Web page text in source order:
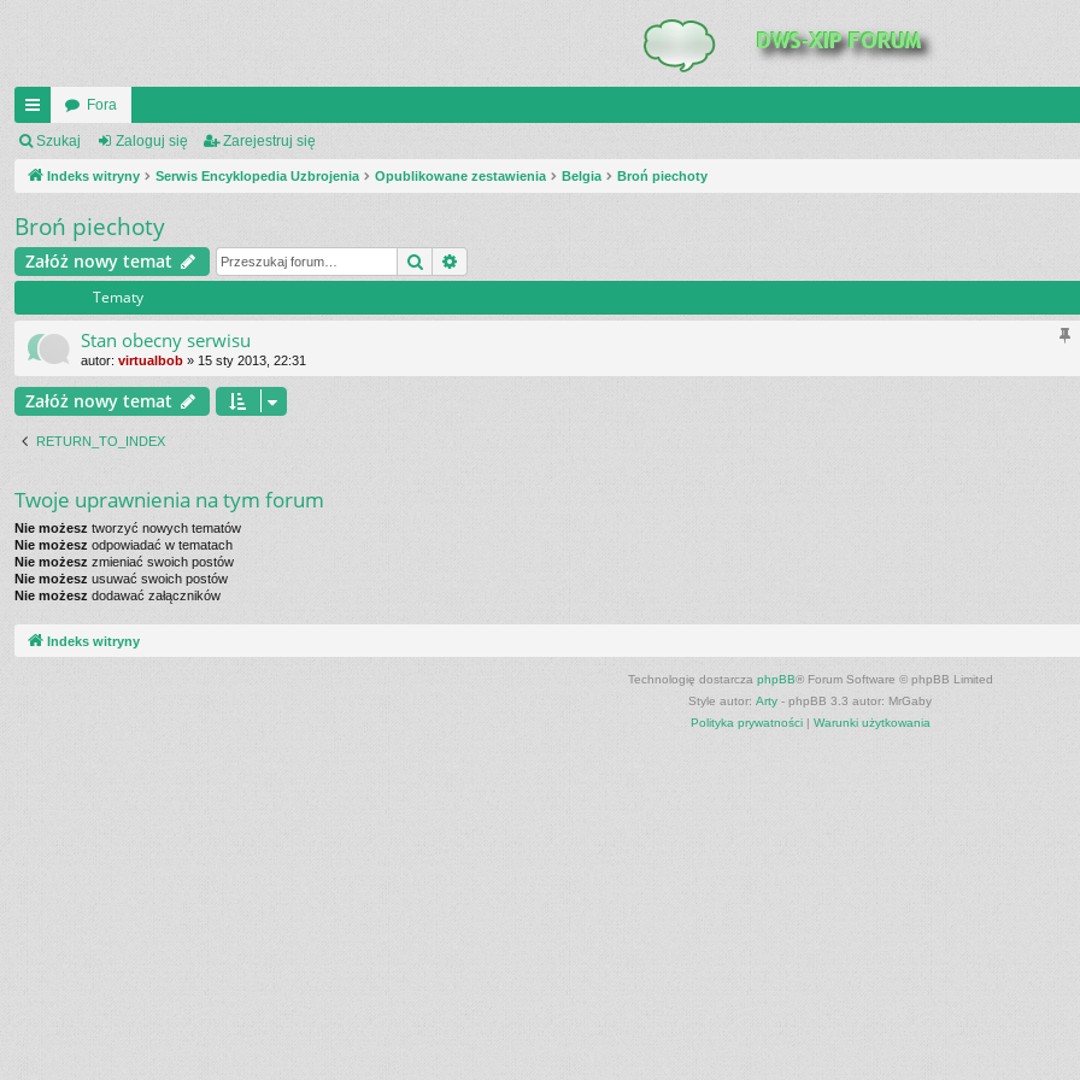
UI
C
_L
IN
K
S
Fora
Szukaj Zaloguj się Zarejestruj się
Indeks witryny Serwis Encyklopedia Uzbrojenia Opublikowane zestawienia Belgia Broń piechoty
Broń piechoty
Załóż nowy temat Szukaj
Tematy
Stan obecny serwisu
autor: virtualbob » 15 sty 2013, 22:31
Załóż nowy temat
RETURN_TO_INDEX
Twoje uprawnienia na tym forum
Nie możesz tworzyć nowych tematów
Nie możesz odpowiadać w tematach
Nie możesz zmieniać swoich postów
Nie możesz usuwać swoich postów
Nie możesz dodawać załączników
Indeks witryny
Technologię dostarcza phpBB® Forum Software © phpBB Limited
Style autor: Arty - phpBB 3.3 autor: MrGaby
Polityka prywatności| Warunki użytkowania